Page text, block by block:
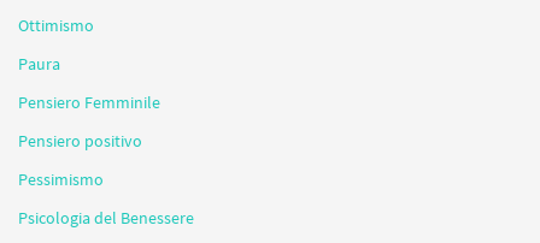
Ottimismo
Paura
Pensiero Femminile
Pensiero positivo
Pessimismo
Psicologia del Benessere